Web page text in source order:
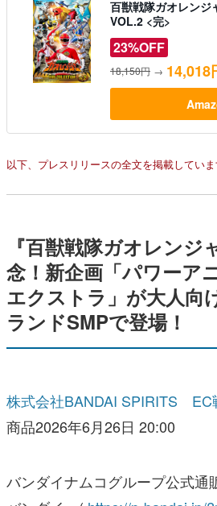
18,150円 → 14,018
以下、プレスリリースの全文を掲載してい
『百獣戦隊ガオレンジ
エクストラ」が大人向
ランドSMPで登場！
バンダイナムコグループ公式通
プラキットブランド「SMP
MODELING PROJECT]」より